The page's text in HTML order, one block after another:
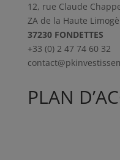
12, rue Claude
ZA de la Haute
37230 FONDETTES
+33 (0) 2 47 74 60 32
PLAN